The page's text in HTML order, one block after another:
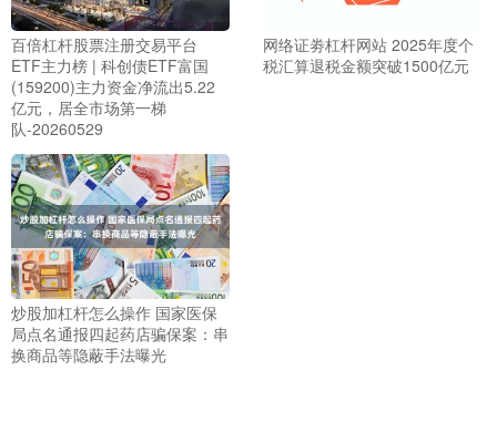
百倍杠杆股票注册交易平台
ETF主力榜 | 科创债ETF富国
(159200)主力资金净流出5.22
亿元，居全市场第一梯
队-20260529
网络证劵杠杆网站 2025年度个
税汇算退税金额突破1500亿元
炒股加杠杆怎么操作 国家医保
局点名通报四起药店骗保案：串
换商品等隐蔽手法曝光